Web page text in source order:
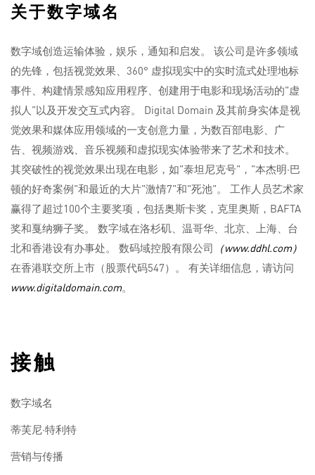
关于数字域名
数字域创造运输体验，娱乐，通知和启发。 该公司是许多领域
的先锋，包括视觉效果、360° 虚拟现实中的实时流式处理地标
事件、构建情景感知应用程序、创建用于电影和现场活动的"虚
拟人"以及开发交互式内容。 Digital Domain 及其前身实体是视
觉效果和媒体应用领域的一支创意力量，为数百部电影、广
告、视频游戏、音乐视频和虚拟现实体验带来了艺术和技术。
其突破性的视觉效果出现在电影，如"泰坦尼克号"，"本杰明·巴
顿的好奇案例"和最近的大片"激情7"和"死池"。 工作人员艺术家
赢得了超过100个主要奖项，包括奥斯卡奖，克里奥斯，BAFTA
奖和戛纳狮子奖。 数字域在洛杉矶、温哥华、北京、上海、台
北和香港设有办事处。 数码域控股有限公司 （www.ddhl.com）
在香港联交所上市（股票代码547）。 有关详细信息，请访问
www.digitaldomain.com。
接触
数字域名
蒂芙尼·特利特
营销与传播